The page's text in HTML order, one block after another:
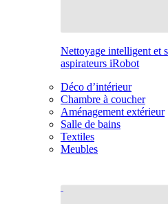
Nettoyage intelligent et
aspirateurs iRobot
Déco d’intérieur
Chambre à coucher
Aménagement extérieur
Salle de bains
Textiles
Meubles